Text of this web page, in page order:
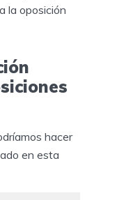
la oposición
hacer
en esta